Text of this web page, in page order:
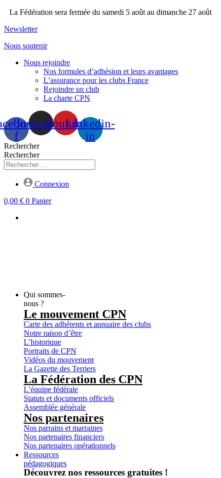
Aller
contenu
La Fédération sera fermée du samedi 5 août au dimanche 27 août
Newsletter
Nous soutenir
Nous rejoindre
Nos formules d’adhésion et leurs avantages
L’assurance pour les clubs France
Rejoindre un club
La charte CPN
f
InstagramYoutubeLinkedin-
in
Rechercher
Rechercher
Connexion
0,00 € 0 Panier
Qui sommes-
nous ?
Le mouvement CPN
Carte des adhérents et annuaire des clubs
Notre raison d’être
L’historique
Portraits de CPN
Vidéos du mouvement
La Gazette des Terriers
La Fédération des CPN
L’équipe fédérale
Statuts et documents officiels
Assemblée générale
Nos partenaires
Nos parrains et marraines
Nos partenaires financiers
Nos partenaires opérationnels
Ressources
pédagogiques
Découvrez nos ressources gratuites !